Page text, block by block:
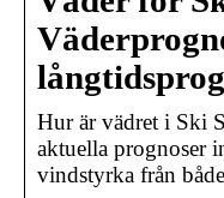
Hur är vädret i Ski
aktuella prognoser
vindstyrka från